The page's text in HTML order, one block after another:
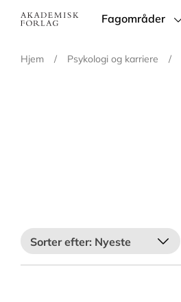
Main
Fagområder
Hjem / Psykologi og karriere /
Nyeste